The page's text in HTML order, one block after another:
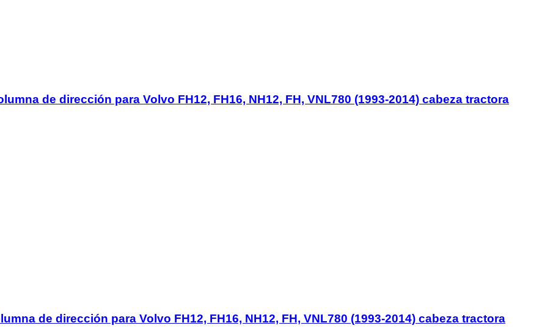
de dirección para Volvo FH12, FH16, NH12, FH, VNL780 (1993-2014) cabeza tractora
de dirección para Volvo FH12, FH16, NH12, FH, VNL780 (1993-2014) cabeza tractora